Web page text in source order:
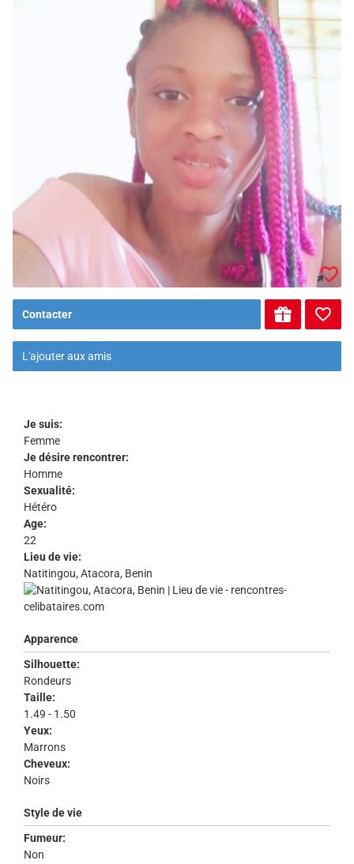
Contacter
L'ajouter aux amis
Je suis:
Femme
Je désire rencontrer:
Homme
Sexualité:
Hétéro
Age:
22
Lieu de vie:
Natitingou, Atacora, Benin
Apparence
Silhouette:
Rondeurs
Taille:
1.49 - 1.50
Yeux:
Marrons
Cheveux:
Noirs
Style de vie
Fumeur:
Non